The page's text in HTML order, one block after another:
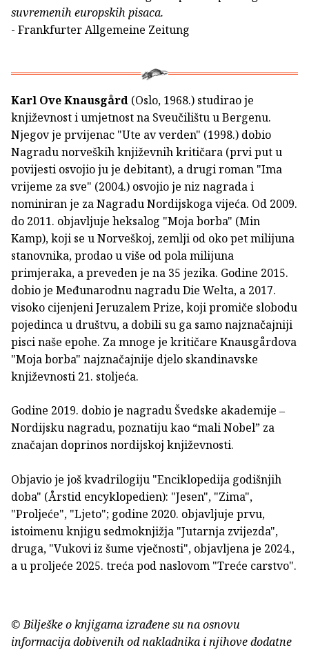
suvremenih europskih pisaca.
- Frankfurter Allgemeine Zeitung
Karl Ove Knausgård (Oslo, 1968.) studirao je
književnost i umjetnost na Sveučilištu u Bergenu.
Njegov je prvijenac "Ute av verden" (1998.) dobio
Nagradu norveških književnih kritičara (prvi put u
povijesti osvojio ju je debitant), a drugi roman "Ima
vrijeme za sve" (2004.) osvojio je niz nagrada i
nominiran je za Nagradu Nordijskoga vijeća. Od 2009.
do 2011. objavljuje heksalog "Moja borba" (Min
Kamp), koji se u Norveškoj, zemlji od oko pet milijuna
stanovnika, prodao u više od pola milijuna
primjeraka, a preveden je na 35 jezika. Godine 2015.
dobio je Međunarodnu nagradu Die Welta, a 2017.
visoko cijenjeni Jeruzalem Prize, koji promiče slobodu
pojedinca u društvu, a dobili su ga samo najznačajniji
pisci naše epohe. Za mnoge je kritičare Knausgårdova
"Moja borba" najznačajnije djelo skandinavske
književnosti 21. stoljeća.
Godine 2019. dobio je nagradu Švedske akademije ‒
Nordijsku nagradu, poznatiju kao “mali Nobel” za
značajan doprinos nordijskoj književnosti.
Objavio je još kvadrilogiju "Enciklopedija godišnjih
doba" (Årstid encyklopedien): "Jesen", "Zima",
"Proljeće", "Ljeto"; godine 2020. objavljuje prvu,
istoimenu knjigu sedmoknjižja "Jutarnja zvijezda",
druga, "Vukovi iz šume vječnosti", objavljena je 2024.,
a u proljeće 2025. treća pod naslovom "Treće carstvo".
© Bilješke o knjigama izrađene su na osnovu
informacija dobivenih od nakladnika i njihove dodatne